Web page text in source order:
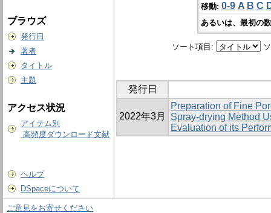
ブラウズ
発行日
著者
タイトル
主題
アクセス状況
アイテム別
高頻度ダウンロード文献
ヘルプ
DSpaceについて
移動: 0-9 A B C
あるいは、最初の
ソート項目:
発行日
2022年3月
Preparation of Fine
Spray-drying Method
Evaluation of its
ご意見をお寄せください